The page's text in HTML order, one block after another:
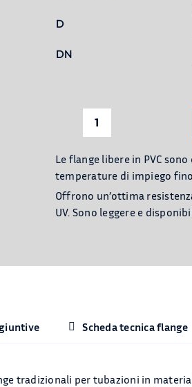
D
DN
Flange
in
PVC
quantità
Le flange libere in PVC
temperature di impiego fino
Offrono un’ottima
UV. Sono leggere e
Scheda tecnica flange
tradizionali per tubazioni in